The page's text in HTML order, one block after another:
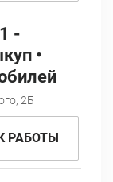
-
•
2Б
РАБОТЫ